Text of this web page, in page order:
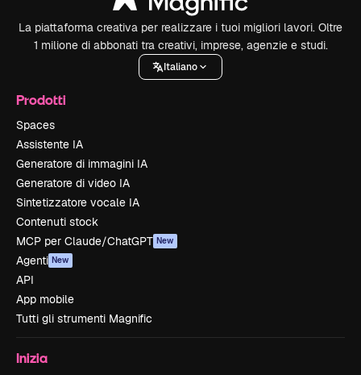
La piattaforma creativa per realizzare i tuoi migliori lavori. Oltre
1 milione di abbonati tra creativi, imprese, agenzie e studi.
Italiano
Prodotti
Spaces
Assistente IA
Generatore di immagini IA
Generatore di video IA
Sintetizzatore vocale IA
Contenuti stock
MCP per Claude/ChatGPT New
Agenti New
API
App mobile
Tutti gli strumenti Magnific
Inizia